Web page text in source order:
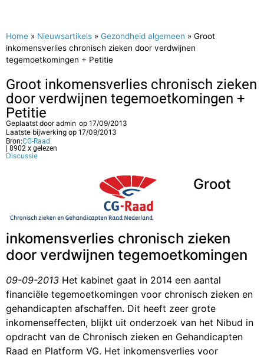
Home » Nieuwsartikels » Gezondheid algemeen » Groot
inkomensverlies chronisch zieken door verdwijnen
tegemoetkomingen + Petitie
Groot inkomensverlies chronisch zieken
door verdwijnen tegemoetkomingen +
Petitie
Geplaatst dooradmin op 17/09/2013
Laatste bijwerking op 17/09/2013
Bron:CG-Raad
| 8902 x gelezen
Discussie
Groot
inkomensverlies chronisch zieken
door verdwijnen tegemoetkomingen
09-09-2013 Het kabinet gaat in 2014 een aantal
financiële tegemoetkomingen voor chronisch zieken en
gehandicapten afschaffen. Dit heeft zeer grote
inkomenseffecten, blijkt uit onderzoek van het Nibud in
opdracht van de Chronisch zieken en Gehandicapten
Raad en Platform VG. Het inkomensverlies voor